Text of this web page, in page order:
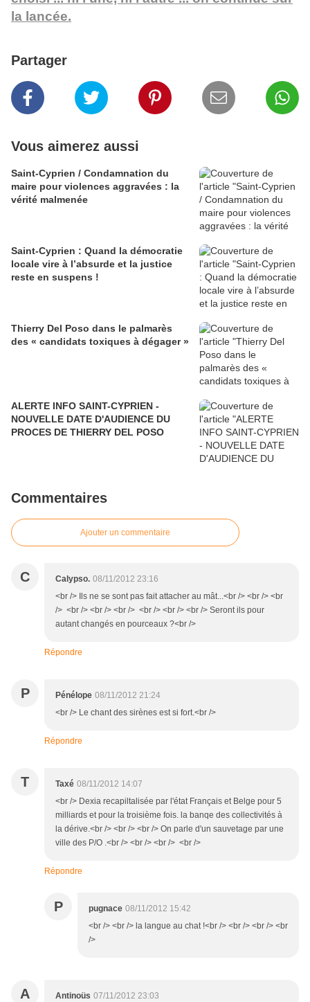
la lancée.
Partager
Vous aimerez aussi
Saint-Cyprien / Condamnation du
maire pour violences aggravées : la
vérité malmenée
Saint-Cyprien : Quand la démocratie
locale vire à l’absurde et la justice
reste en suspens !
Thierry Del Poso dans le palmarès
des « candidats toxiques à dégager »
ALERTE INFO SAINT-CYPRIEN -
NOUVELLE DATE D'AUDIENCE DU
PROCES DE THIERRY DEL POSO
Commentaires
Ajouter un commentaire
C Calypso. 08/11/2012 23:16
<br /> Ils ne se sont pas fait attacher au mât...<br /> <br /> <br
/> <br /> <br /> <br /> <br /> <br /> <br /> Seront ils pour
autant changés en pourceaux ?<br />
Répondre
P Pénélope 08/11/2012 21:24
<br /> Le chant des sirènes est si fort.<br />
Répondre
T Taxé 08/11/2012 14:07
<br /> Dexia recapiltalisée par l'état Français et Belge pour 5
milliards et pour la troisième fois. la banqe des collectivités à
la dérive.<br /> <br /> <br /> On parle d'un sauvetage par une
ville des P/O .<br /> <br /> <br /> <br />
Répondre
P pugnace 08/11/2012 15:42
<br /> <br /> la langue au chat !<br /> <br /> <br /> <br
/>
A Antinoüs 07/11/2012 23:03